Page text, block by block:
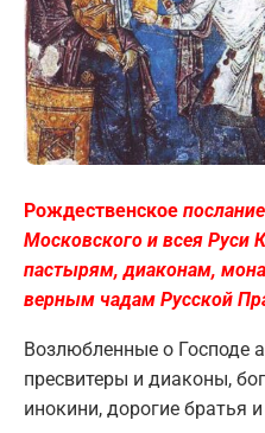
Рождественское
Московского и всея Руси
пастырям, диаконам,
верным чадам Русской
Возлюбленные о Господе
пресвитеры и диаконы,
инокини, дорогие братья